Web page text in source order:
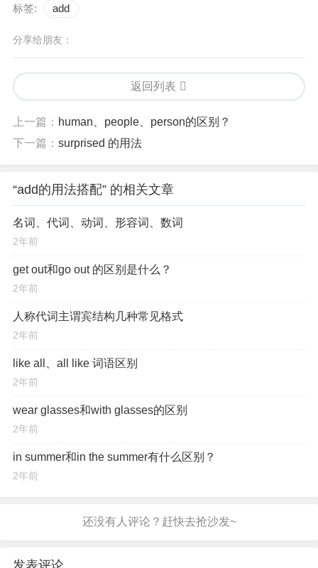
标签: add
分享给朋友：
返回列表
上一篇： human、people、person的区别？
下一篇： surprised 的用法
“add的用法搭配” 的相关文章
名词、代词、动词、形容词、数词
2年前
get out和go out 的区别是什么？
2年前
人称代词主谓宾结构几种常见格式
2年前
like all、all like 词语区别
2年前
wear glasses和with glasses的区别
2年前
in summer和in the summer有什么区别？
2年前
发表评论